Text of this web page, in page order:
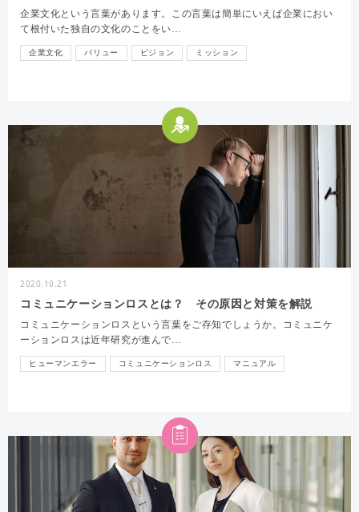
企業文化という言葉があります。この言葉は簡単にいえば企業におい
て根付いた独自の文化のことをい…
企業文化 バリュー ビジョン ミッション
2020.10.21
コミュニケーションロスとは？ その原因と対策を解説
コミュニケーションロスという言葉をご存知でしょうか。コミュニケ
ーションロスは近年研究が進んで…
ヒューマンエラー コミュニケーションロス マニュアル